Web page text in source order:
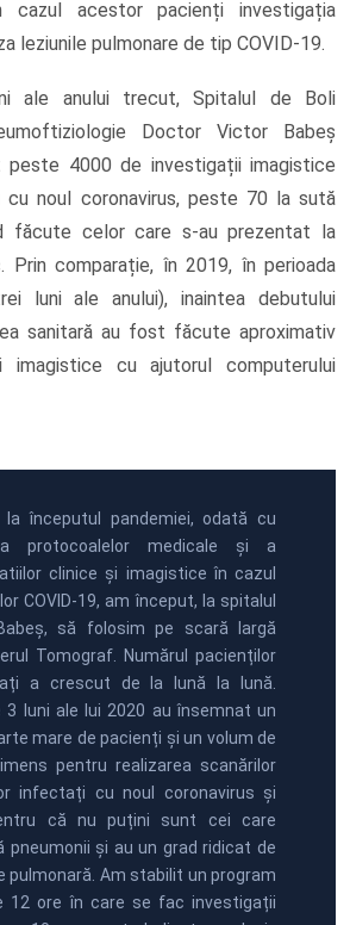
acestor pacienți investigația
leziunile pulmonare de tip COVID-19.
ale anului trecut, Spitalul de Boli
Doctor Victor Babeș
peste 4000 de investigații imagistice
noul coronavirus, peste 70 la sută
făcute celor care s-au prezentat la
Prin comparație, în 2019, în perioada
luni ale anului), inaintea debutului
sanitară au fost făcute aproximativ
imagistice cu ajutorul computerului
la începutul pandemiei, odată cu
protocoalelor medicale și a
clinice și imagistice în cazul
COVID-19, am început, la spitalul
să folosim pe scară largă
Tomograf. Numărul pacienților
a crescut de la lună la lună.
3 luni ale lui 2020 au însemnat un
mare de pacienți și un volum de
pentru realizarea scanărilor
infectați cu noul coronavirus și
că nu puțini sunt cei care
pneumonii și au un grad ridicat de
pulmonară. Am stabilit un program
12 ore în care se fac investigații